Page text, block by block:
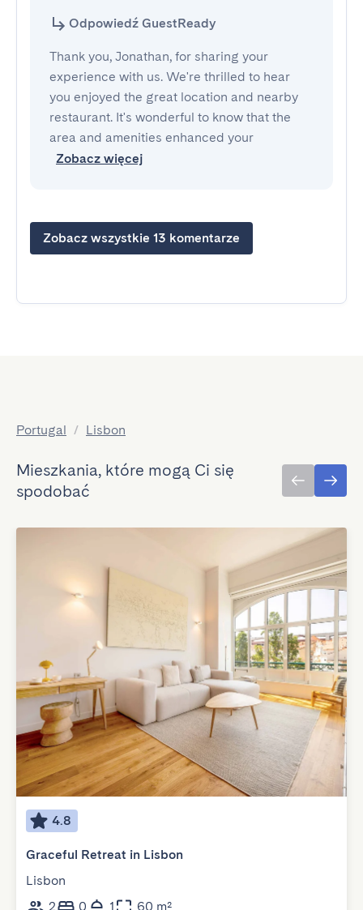
Odpowiedź GuestReady
Thank you, Jonathan, for sharing your
experience with us. We're thrilled to hear
you enjoyed the great location and nearby
restaurant. It's wonderful to know that the
area and amenities enhanced your
Zobacz więcej
Zobacz wszystkie 13 komentarze
Portugal / Lisbon
Mieszkania, które mogą Ci się
spodobać
4.8
Graceful Retreat in Lisbon
Lisbon
2
0 1 60 m²